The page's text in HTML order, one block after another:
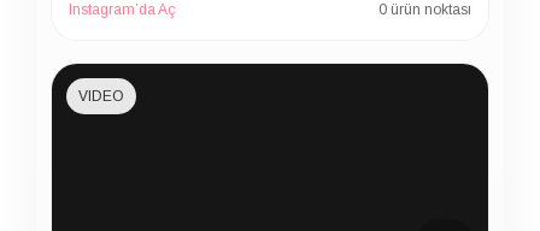
Instagram’da Aç 0 ürün noktası
VIDEO